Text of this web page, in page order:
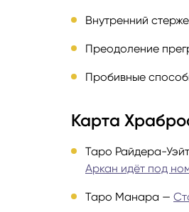
Внутренний
Преодоление
Пробивные
Карта
Таро Райдера-
Аркан идёт под
Таро Манара —